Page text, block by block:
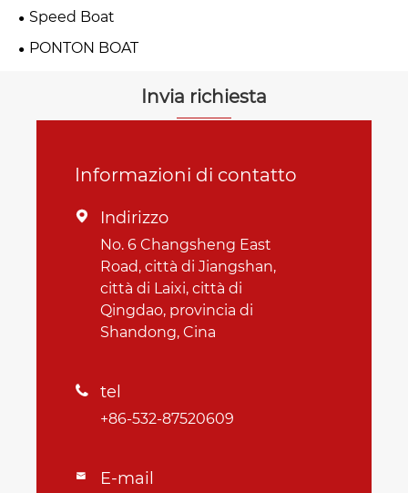
Speed ​​Boat
PONTON BOAT
Invia richiesta
Informazioni di contatto
 Indirizzo
No. 6 Changsheng East
Road, città di Jiangshan,
città di Laixi, città di
Qingdao, provincia di
Shandong, Cina
 tel
+86-532-87520609
 E-mail